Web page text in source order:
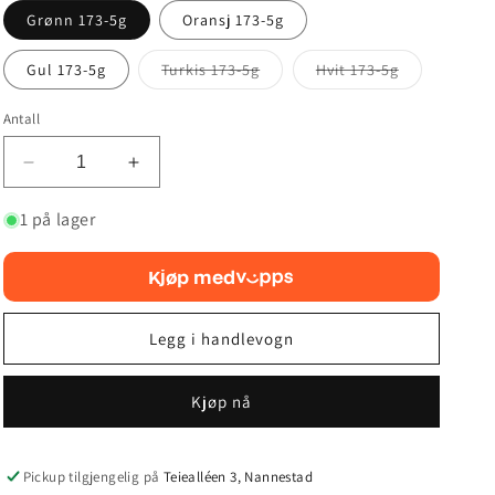
Grønn 173-5g Oransj 173-5g
Gul 173-5g Turkis 173-5gVarianten
er
Hvit 173-5gVarianten
er
Antall
Reduser
antallet
for
Øk
antallet
Star
Boss
1 på lager
Kjøp med
Legg i handlevogn
Kjøp nå
Pickup tilgjengelig på Teiealléen 3, Nannestad